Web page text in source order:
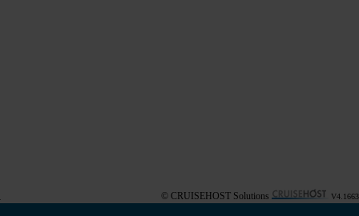
© CRUISEHOST Solutions V4.1663